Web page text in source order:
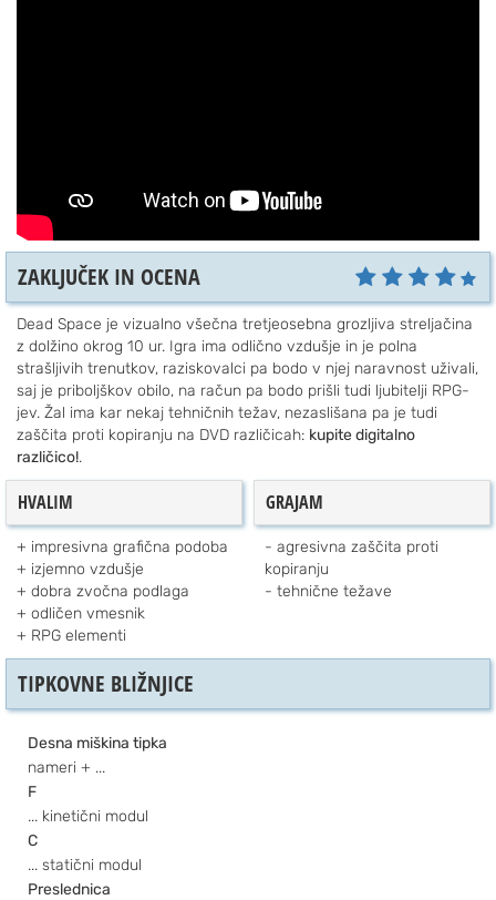
ZAKLJUČEK IN OCENA
Dead Space je vizualno všečna tretjeosebna grozljiva streljačina
z dolžino okrog 10 ur. Igra ima odlično vzdušje in je polna
strašljivih trenutkov, raziskovalci pa bodo v njej naravnost uživali,
saj je priboljškov obilo, na račun pa bodo prišli tudi ljubitelji RPG-
jev. Žal ima kar nekaj tehničnih težav, nezaslišana pa je tudi
zaščita proti kopiranju na DVD različicah: kupite digitalno
različico!.
HVALIM
impresivna grafična podoba
izjemno vzdušje
dobra zvočna podlaga
odličen vmesnik
RPG elementi
GRAJAM
agresivna zaščita proti
kopiranju
tehnične težave
TIPKOVNE BLIŽNJICE
Desna miškina tipka
nameri + ...
F
... kinetični modul
C
... statični modul
Preslednica